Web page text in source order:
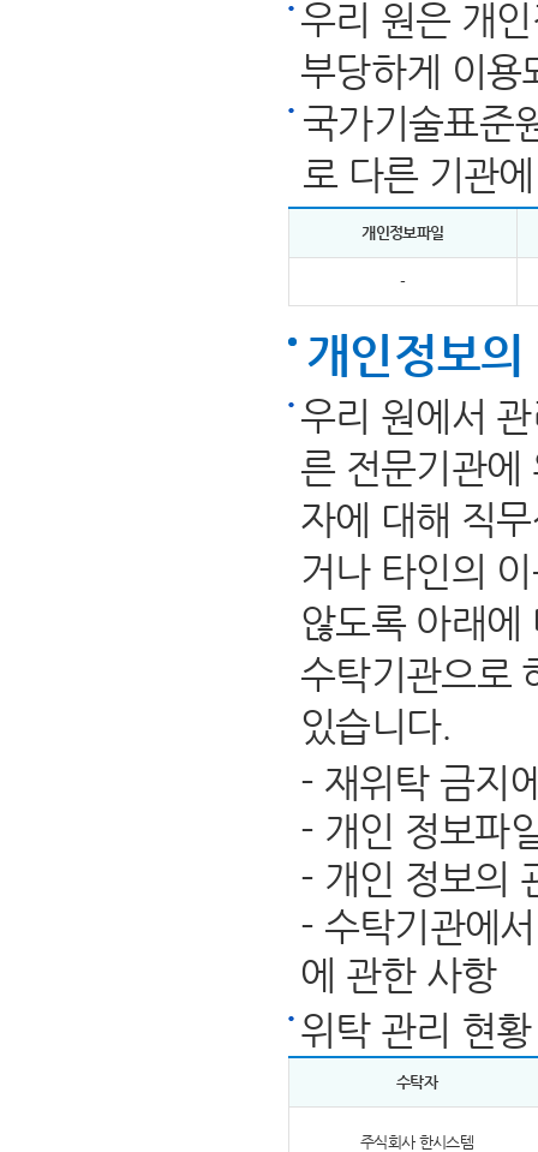
우리 원은 개
부당하게 이용
국가기술표준
로 다른 기관
개인정보파일
-
개인정보
우리 원에서
른 전문기관에
자에 대해 직
거나 타인의
않도록 아래에
수탁기관으로
있습니다.
- 재위탁 금지
- 개인 정보파
- 개인 정보의
- 수탁기관에
에 관한 사항
위탁 관리 현황
수탁자
주식회사 한시스템